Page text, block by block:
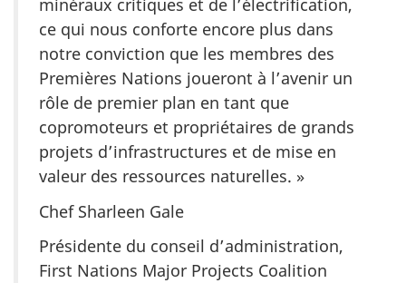
minéraux critiques et de l’électrification,
ce qui nous conforte encore plus dans
notre conviction que les membres des
Premières Nations joueront à l’avenir un
rôle de premier plan en tant que
copromoteurs et propriétaires de grands
projets d’infrastructures et de mise en
valeur des ressources naturelles. »
Chef Sharleen Gale
Présidente du conseil d’administration,
First Nations Major Projects Coalition